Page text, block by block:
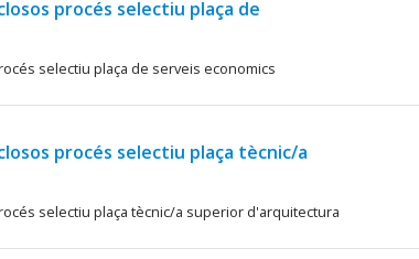
procés selectiu plaça de
selectiu plaça de serveis economics
procés selectiu plaça tècnic/a
selectiu plaça tècnic/a superior d'arquitectura